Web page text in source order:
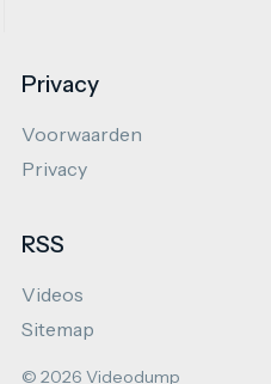
Privacy
Voorwaarden
Privacy
RSS
Videos
Sitemap
© 2026 Videodump